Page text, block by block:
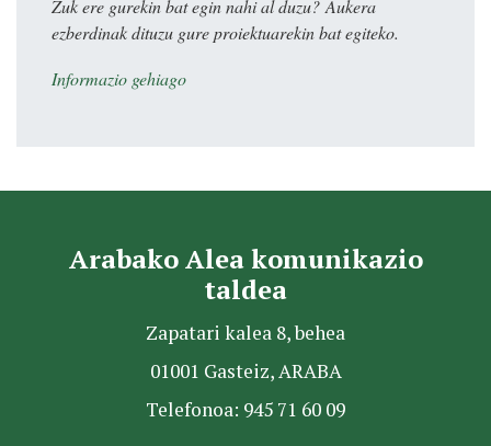
Zuk ere gurekin bat egin nahi al duzu? Aukera
ezberdinak dituzu gure proiektuarekin bat egiteko.
Informazio gehiago
Arabako Alea komunikazio
taldea
Zapatari kalea 8, behea
01001 Gasteiz, ARABA
Telefonoa: 945 71 60 09